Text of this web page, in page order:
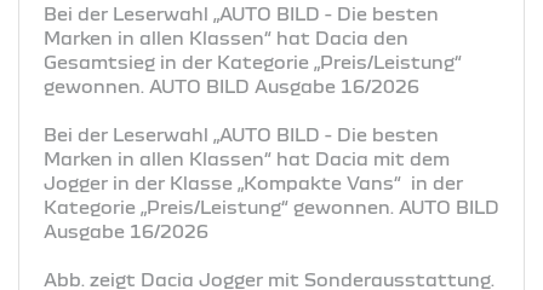
Bei der Leserwahl „AUTO BILD - Die besten
Marken in allen Klassen“ hat Dacia den
Gesamtsieg in der Kategorie „Preis/Leistung“
gewonnen. AUTO BILD Ausgabe 16/2026
Bei der Leserwahl „AUTO BILD - Die besten
Marken in allen Klassen“ hat Dacia mit dem
Jogger in der Klasse „Kompakte Vans“ in der
Kategorie „Preis/Leistung“ gewonnen. AUTO BILD
Ausgabe 16/2026
Abb. zeigt Dacia Jogger mit Sonderausstattung.